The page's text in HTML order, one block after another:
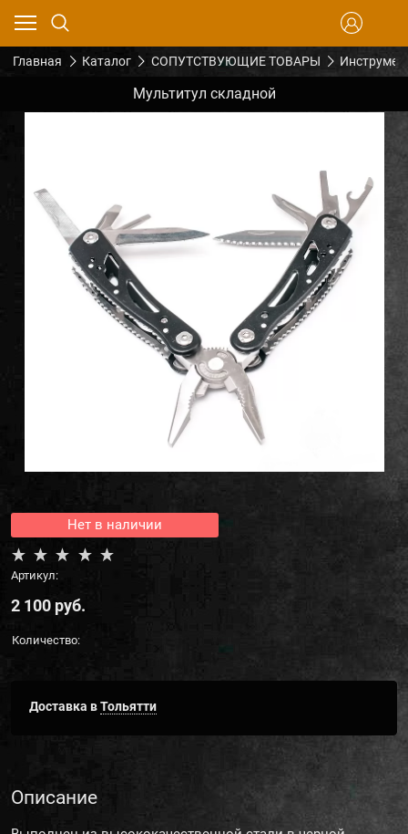
Главная Каталог СОПУТСТВУЮЩИЕ ТОВАРЫ
Мультитул складной
Нет в наличии
Артикул:
2 100 руб.
Количество:
Доставка вТольятти
Описание